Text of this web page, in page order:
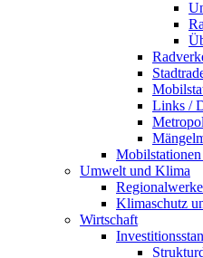
Links /
Umwelt und Klima
Klimaschutz
Wirtschaft